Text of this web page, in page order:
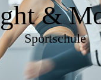
&
Sportschule